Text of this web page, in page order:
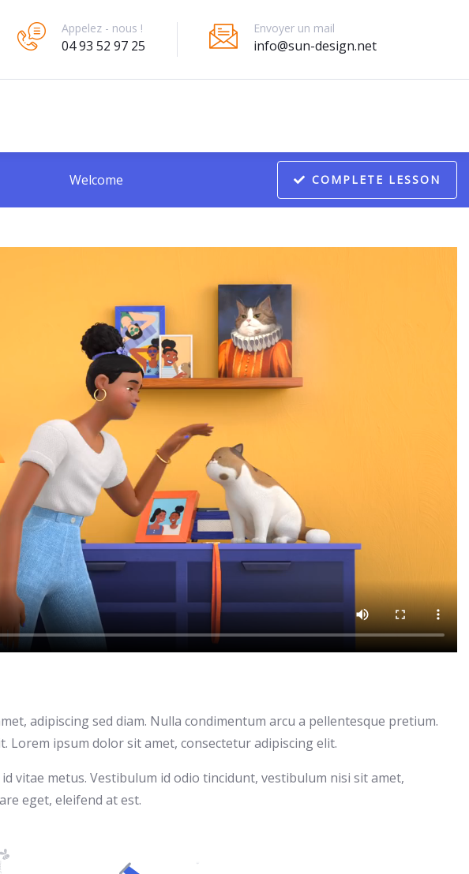
Appelez - nous !
04 93 52 97 25
Envoyer un mail
info@sun-design.net
Welcome COMPLETE LESSON
adipiscing sed diam. Nulla condimentum arcu a pellentesque pretium.
Lorem ipsum dolor sit amet, consectetur adipiscing elit.
vitae metus. Vestibulum id odio tincidunt, vestibulum nisi sit amet,
eget, eleifend at est.